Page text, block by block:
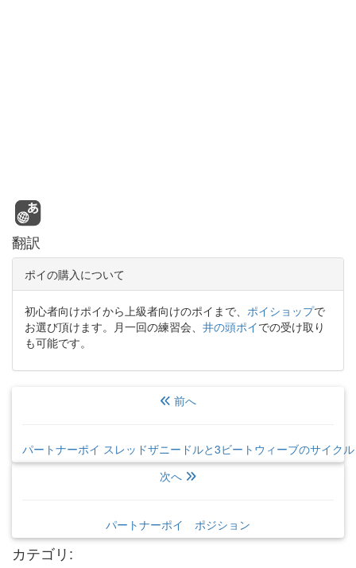
翻訳
ポイの購入について
初心者向けポイから上級者向けのポイまで、 ポイショップで
お選び頂けます。月一回の練習会、 井の頭ポイでの受け取り
も可能です。
前へ
パートナーポイ スレッドザニードルと3ビートウィーブのサイクル
次へ
パートナーポイ ポジション
カテゴリ: